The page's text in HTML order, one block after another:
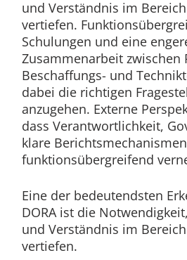
und Verständnis im
vertiefen.
Schulungen und eine
Zusammenarbeit zwischen
Beschaffungs- und
dabei die richtigen
anzugehen. Externe
dass Verantwortlichkeit,
klare Berichtsmechanismen
funktionsübergreifend
Eine der bedeutendsten
DORA ist die
und Verständnis im
vertiefen.